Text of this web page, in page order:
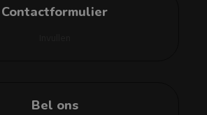
Contactformulier
Bel ons